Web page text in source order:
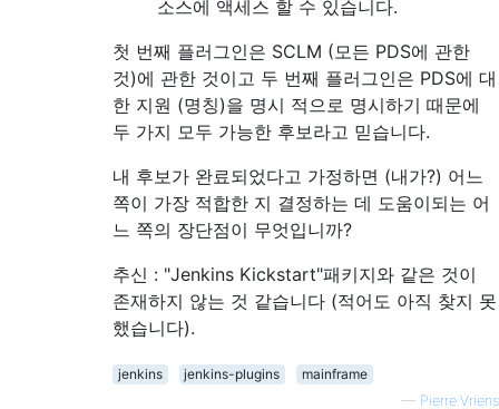
소스에 액세스 할 수 있습니다.
첫 번째 플러그인은 SCLM (모든 PDS에 관한
것)에 관한 것이고 두 번째 플러그인은 PDS에 대
한 지원 (명칭)을 명시 적으로 명시하기 때문에
두 가지 모두 가능한 후보라고 믿습니다.
내 후보가 완료되었다고 가정하면 (내가?) 어느
쪽이 가장 적합한 지 결정하는 데 도움이되는 어
느 쪽의 장단점이 무엇입니까?
추신 : "Jenkins Kickstart"패키지와 같은 것이
존재하지 않는 것 같습니다 (적어도 아직 찾지 못
했습니다).
jenkins jenkins-plugins
mainframe
— Pierre.Vriens